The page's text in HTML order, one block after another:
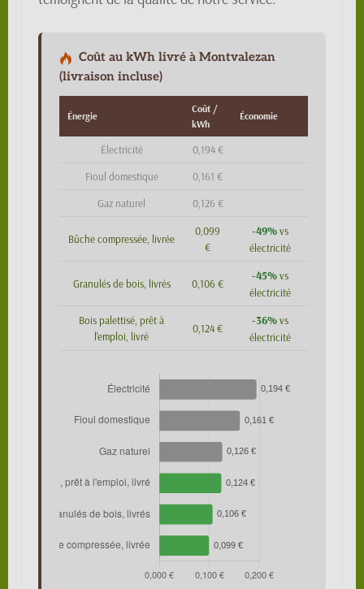
Coût au kWh livré à Montvalezan
(livraison incluse)
Énergie
Coût /
kWh
Économie
Électricité 0,194 €
Fioul domestique 0,161 €
Gaz naturel 0,126 €
Bûche compressée, livrée
0,099
€
-49%vs
électricité
Granulés de bois, livrés 0,106 €
-45%vs
électricité
Bois palettisé, prêt à
l'emploi, livré
0,124 €
-36%vs
électricité